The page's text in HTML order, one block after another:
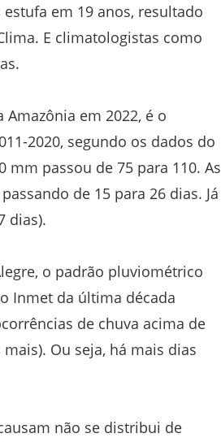
em 19 anos, resultado
E climatologistas como
em 2022, é o
2020, segundo os dados do
passou de 75 para 110. As
de 15 para 26 dias. Já
dias).
o padrão pluviométrico
Inmet da última década
de chuva acima de
Ou seja, há mais dias
não se distribui de